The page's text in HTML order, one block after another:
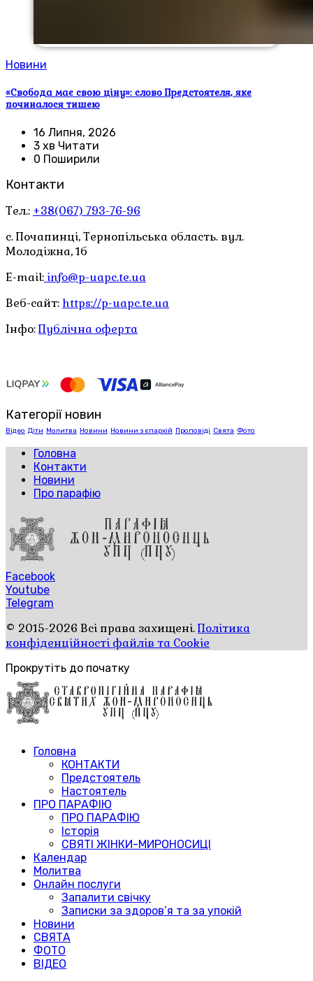
Новини
«Свобода має свою ціну»: слово Предстоятеля, яке
починалося тишею
16 Липня, 2026
3 хв Читати
0 Поширили
Контакти
Тел.: +38(067) 793-76-96
с. Почапинці, Тернопільська область. вул.
Молодіжна, 1б
E-mail: info@p-uapc.te.ua
Веб-сайт: https://p-uapc.te.ua
Інфо:Публічна оферта
Категорії новин
Відео Діти Молитва Новини Новини з єпархій Проповіді Свята Фото
Головна
Контакти
Новини
Про парафію
Facebook
Youtube
Telegram
© 2015-2026 Всі права захищені.Політика
конфіденційності файлів та Cookie
Прокрутіть до початку
Головна
КОНТАКТИ
Предстоятель
Настоятель
ПРО ПАРАФІЮ
ПРО ПАРАФІЮ
Історія
СВЯТІ ЖІНКИ-МИРОНОСИЦІ
Календар
Молитва
Онлайн послуги
Запалити свічку
Записки за здоров’я та за упокій
Новини
СВЯТА
ФОТО
ВІДЕО